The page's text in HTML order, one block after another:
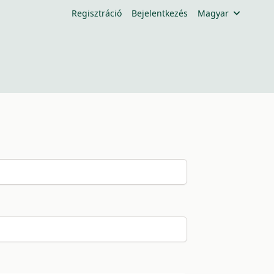
Regisztráció Bejelentkezés Magyar